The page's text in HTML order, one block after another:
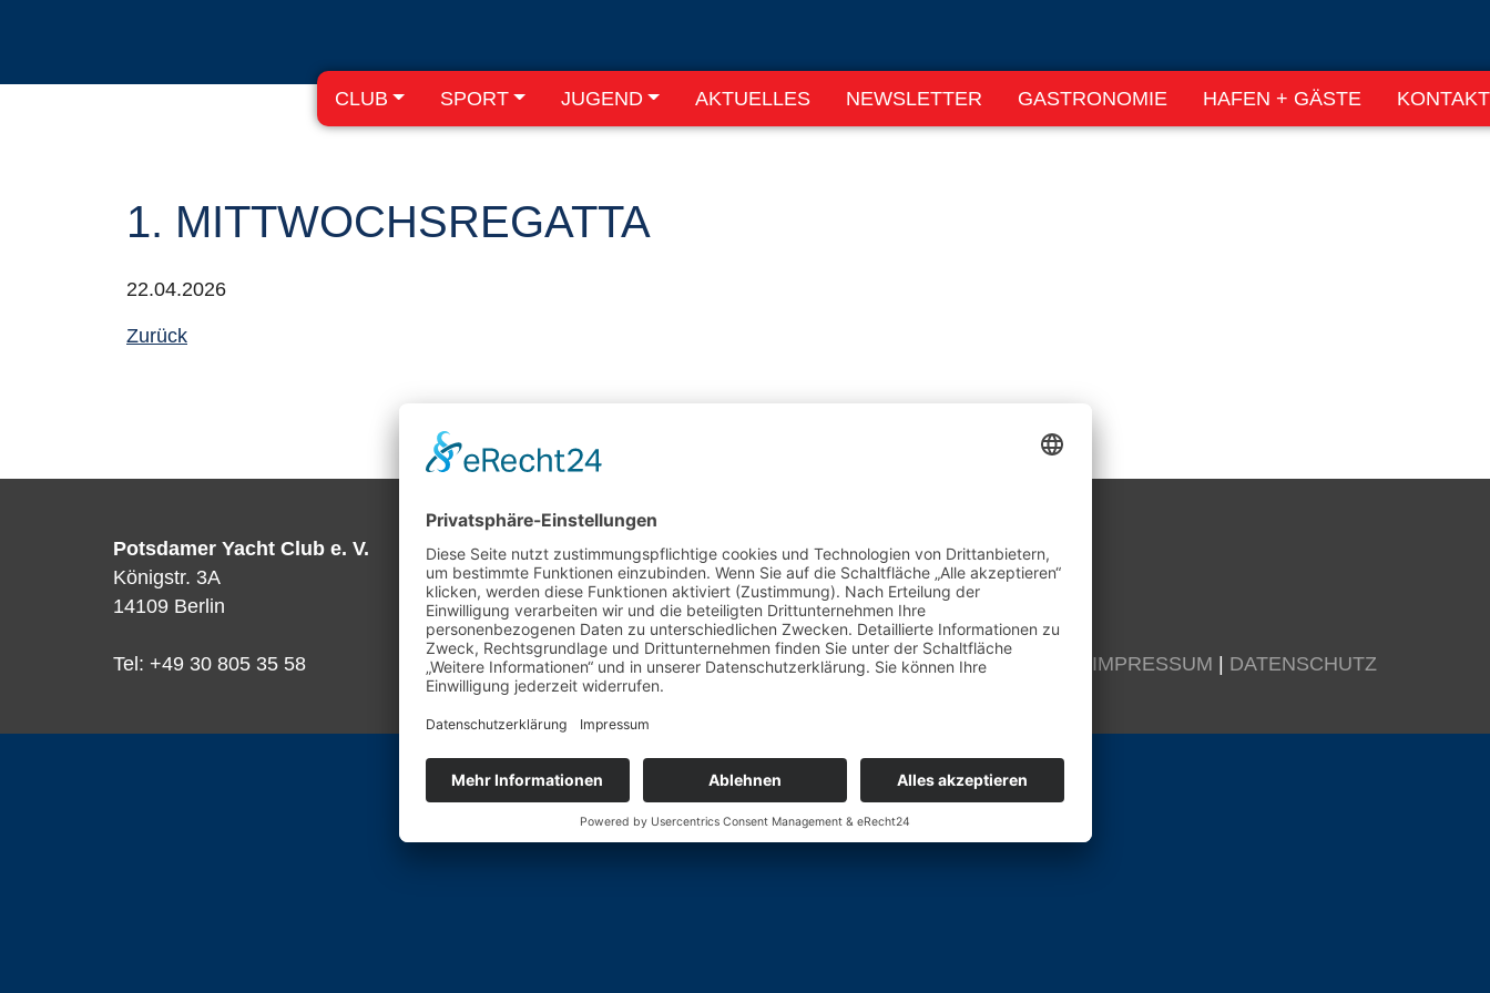
CLUB SPORT JUGEND AKTUELLES NEWSLETTER GASTRONOMIE HAFEN + GÄSTE KONTAKT
1. MITTWOCHSREGATTA
22.04.2026
Zurück
Potsdamer Yacht Club e. V.
Königstr. 3A
14109 Berlin
Tel: +49 30 805 35 58 KONTAKT IMPRESSUM DATENSCHUTZ